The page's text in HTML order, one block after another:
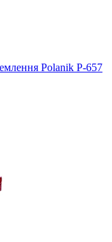
Polanik P-657